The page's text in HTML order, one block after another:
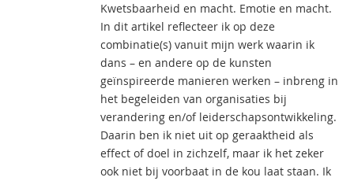
Kwetsbaarheid en macht. Emotie en macht.
In dit artikel reflecteer ik op deze
combinatie(s) vanuit mijn werk waarin ik
dans – en andere op de kunsten
geïnspireerde manieren werken – inbreng in
het begeleiden van organisaties bij
verandering en/of leiderschapsontwikkeling.
Daarin ben ik niet uit op geraaktheid als
effect of doel in zichzelf, maar ik het zeker
ook niet bij voorbaat in de kou laat staan. Ik